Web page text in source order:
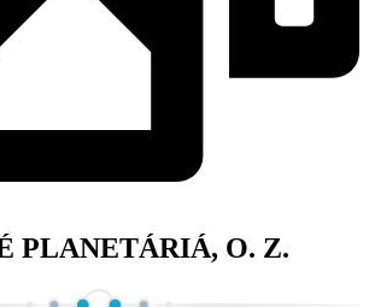
PLANETÁRIÁ, O. Z.